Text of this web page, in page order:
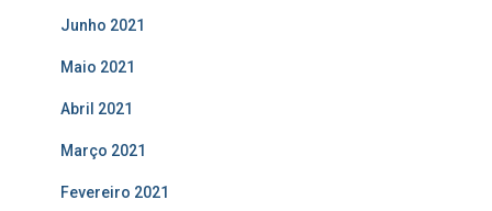
Junho 2021
Maio 2021
Abril 2021
Março 2021
Fevereiro 2021